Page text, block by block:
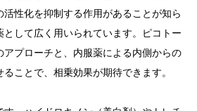
性化を抑制する作用があることが知ら
して広く用いられています。ピコトー
アプローチと、内服薬による内側からの
ことで、相乗効果が期待できます。